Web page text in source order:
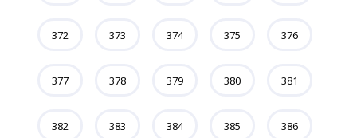
372 373 374 375 376
377 378 379 380 381
382 383 384 385 386